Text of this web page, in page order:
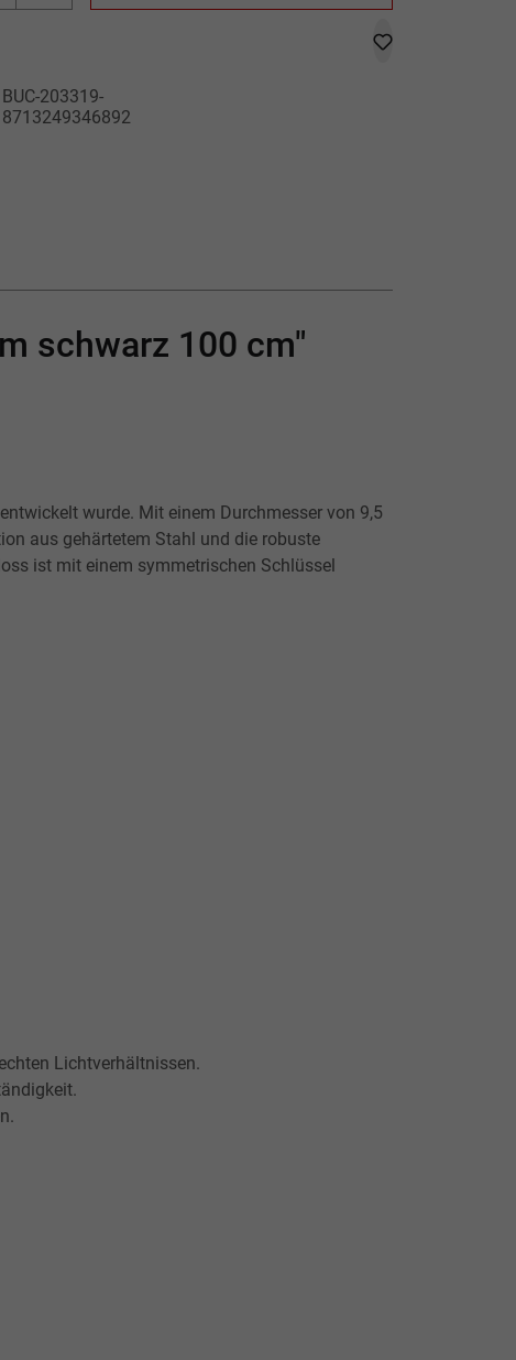
BUC-203319-
8713249346892
schwarz 100 cm"
wurde. Mit einem Durchmesser von 9,5
aus gehärtetem Stahl und die robuste
ist mit einem symmetrischen Schlüssel
Lichtverhältnissen.